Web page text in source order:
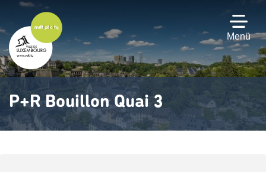
Hauptinhalt
gehen
Menü
P+R Bouillon Quai 3